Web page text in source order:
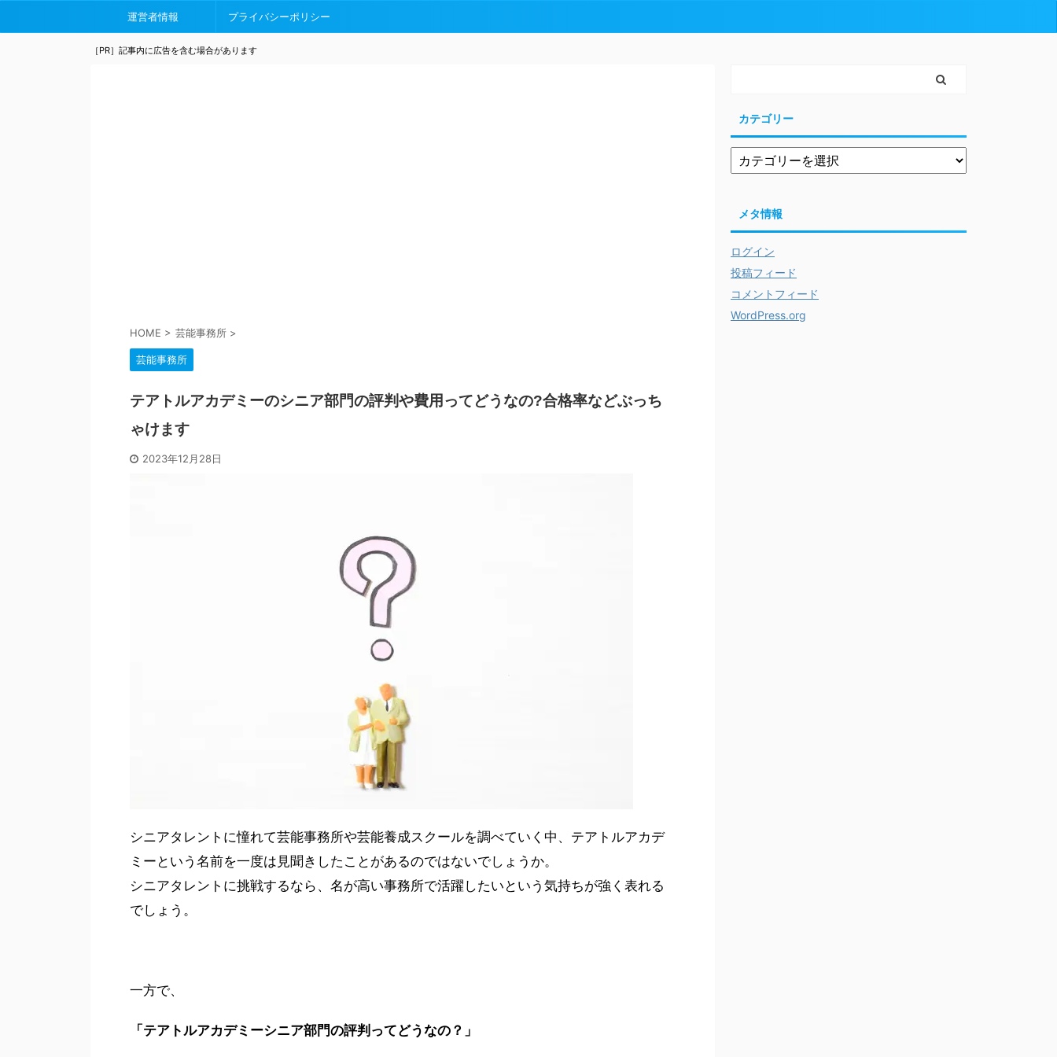
運営者情報 プライバシーポリシー
［PR］記事内に広告を含む場合があります
HOME > 芸能事務所 >
芸能事務所
テアトルアカデミーのシニア部門の評判や費用ってどうなの?合格率などぶっち
ゃけます
2023年12月28日
シニアタレントに憧れて芸能事務所や芸能養成スクールを調べていく中、テアトルアカデ
ミーという名前を一度は見聞きしたことがあるのではないでしょうか。
シニアタレントに挑戦するなら、名が高い事務所で活躍したいという気持ちが強く表れる
でしょう。
一方で、
「テアトルアカデミーシニア部門の評判ってどうなの？」
カテゴリー
メタ情報
ログイン
投稿フィード
コメントフィード
WordPress.org